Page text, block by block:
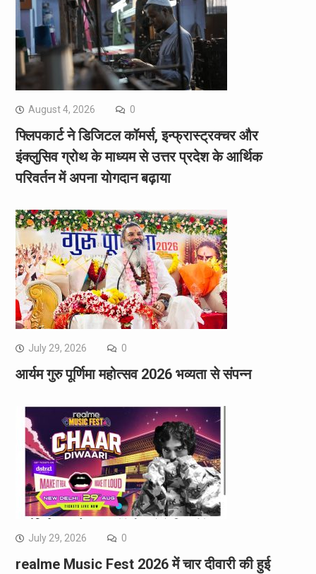
August 4, 2026 0
फ्लिपकार्ट ने डिजिटल कॉमर्स, इन्फ्रास्ट्रक्चर और
इंक्लुसिव ग्रोथ के माध्यम से उत्तर प्रदेश के आर्थिक
परिवर्तन में अपना योगदान बढ़ाया
July 29, 2026 0
आर्यम गुरु पूर्णिमा महोत्सव 2026 भव्यता से संपन्न
July 29, 2026 0
realme Music Fest 2026 में चार दीवारी की हुई